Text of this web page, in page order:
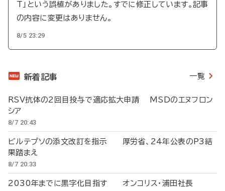
T」という誤植がありました。すでに修正しています。記事
の内容に変更はありません。
8/5 23:29
新着記事 一覧
RSV抗体の2回目投与で適応拡大申請 MSDのエヌフロン
シア
8/7 20:43
ビルテプソの添文改訂を指示 厚労省、24年公表のP3結
果踏まえ
8/7 20:33
2030年までに黒字化目指す オンコリス・浦田社長